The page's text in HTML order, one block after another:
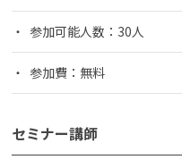
参加可能人数：30人
参加費：無料
セミナー講師